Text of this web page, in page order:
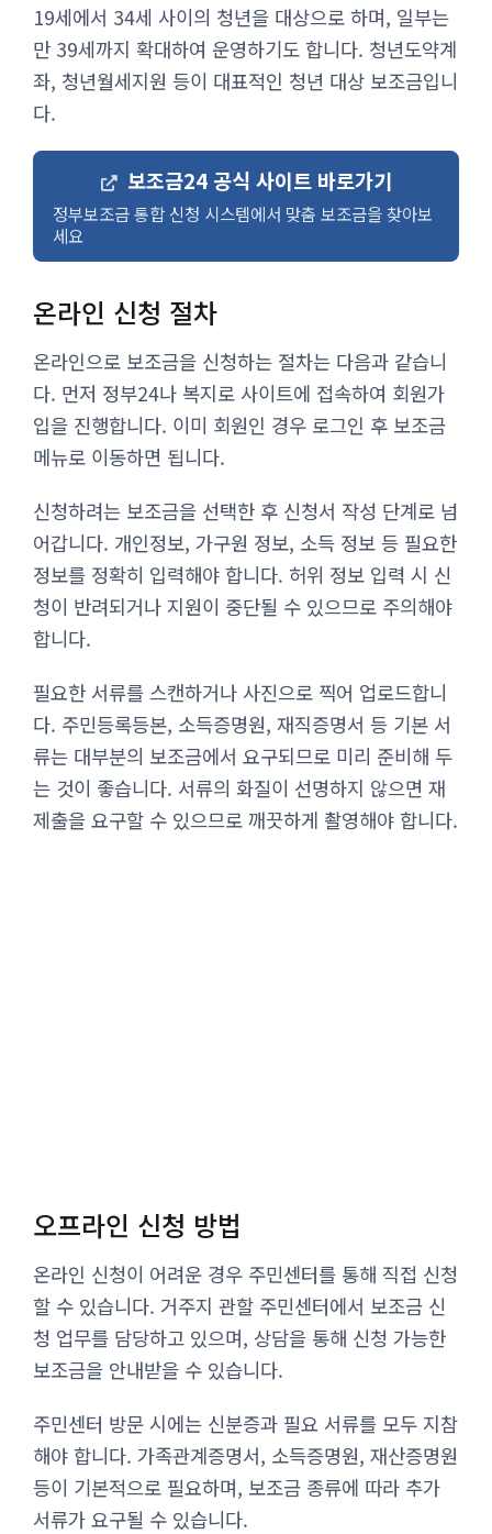
19세에서 34세 사이의 청년을 대상으로 하며, 일부는
만 39세까지 확대하여 운영하기도 합니다. 청년도약계
좌, 청년월세지원 등이 대표적인 청년 대상 보조금입니
다.
보조금24 공식 사이트 바로가기
정부보조금 통합 신청 시스템에서 맞춤 보조금을 찾아보
세요
온라인 신청 절차
온라인으로 보조금을 신청하는 절차는 다음과 같습니
다. 먼저 정부24나 복지로 사이트에 접속하여 회원가
입을 진행합니다. 이미 회원인 경우 로그인 후 보조금
메뉴로 이동하면 됩니다.
신청하려는 보조금을 선택한 후 신청서 작성 단계로 넘
어갑니다. 개인정보, 가구원 정보, 소득 정보 등 필요한
정보를 정확히 입력해야 합니다. 허위 정보 입력 시 신
청이 반려되거나 지원이 중단될 수 있으므로 주의해야
합니다.
필요한 서류를 스캔하거나 사진으로 찍어 업로드합니
다. 주민등록등본, 소득증명원, 재직증명서 등 기본 서
류는 대부분의 보조금에서 요구되므로 미리 준비해 두
는 것이 좋습니다. 서류의 화질이 선명하지 않으면 재
제출을 요구할 수 있으므로 깨끗하게 촬영해야 합니다.
오프라인 신청 방법
온라인 신청이 어려운 경우 주민센터를 통해 직접 신청
할 수 있습니다. 거주지 관할 주민센터에서 보조금 신
청 업무를 담당하고 있으며, 상담을 통해 신청 가능한
보조금을 안내받을 수 있습니다.
주민센터 방문 시에는 신분증과 필요 서류를 모두 지참
해야 합니다. 가족관계증명서, 소득증명원, 재산증명원
등이 기본적으로 필요하며, 보조금 종류에 따라 추가
서류가 요구될 수 있습니다.